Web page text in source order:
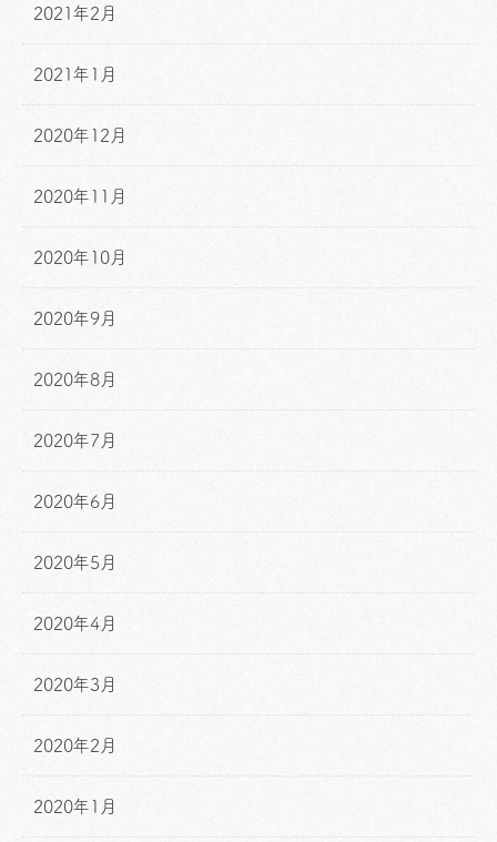
2021年2月
2021年1月
2020年12月
2020年11月
2020年10月
2020年9月
2020年8月
2020年7月
2020年6月
2020年5月
2020年4月
2020年3月
2020年2月
2020年1月